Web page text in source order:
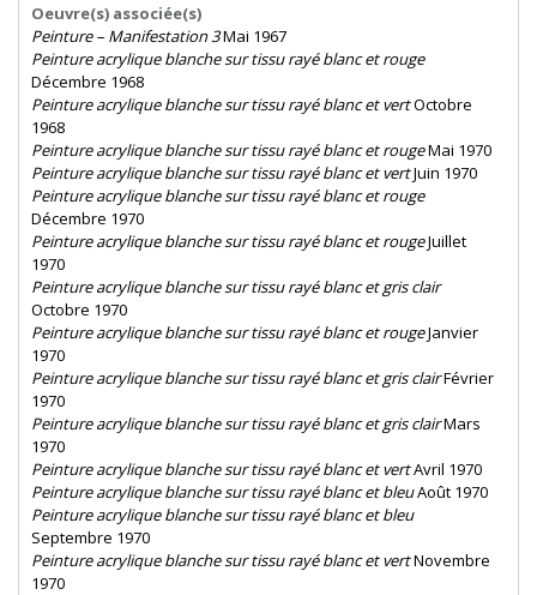
Oeuvre(s) associée(s)
Peinture – Manifestation 3Mai 1967
Peinture acrylique blanche sur tissu rayé blanc et rouge
Décembre 1968
Peinture acrylique blanche sur tissu rayé blanc et vertOctobre
1968
Peinture acrylique blanche sur tissu rayé blanc et rougeMai 1970
Peinture acrylique blanche sur tissu rayé blanc et vertJuin 1970
Peinture acrylique blanche sur tissu rayé blanc et rouge
Décembre 1970
Peinture acrylique blanche sur tissu rayé blanc et rougeJuillet
1970
Peinture acrylique blanche sur tissu rayé blanc et gris clair
Octobre 1970
Peinture acrylique blanche sur tissu rayé blanc et rougeJanvier
1970
Peinture acrylique blanche sur tissu rayé blanc et gris clairFévrier
1970
Peinture acrylique blanche sur tissu rayé blanc et gris clairMars
1970
Peinture acrylique blanche sur tissu rayé blanc et vertAvril 1970
Peinture acrylique blanche sur tissu rayé blanc et bleuAoût 1970
Peinture acrylique blanche sur tissu rayé blanc et bleu
Septembre 1970
Peinture acrylique blanche sur tissu rayé blanc et vertNovembre
1970